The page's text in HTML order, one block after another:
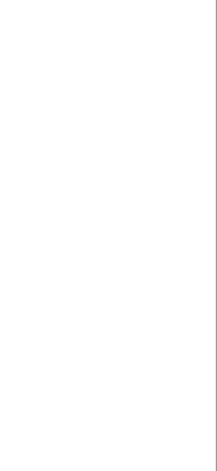
DE
tout moment.
et la